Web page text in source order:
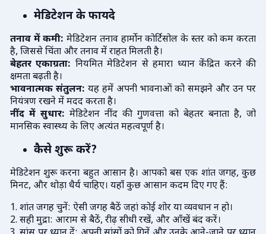
मेडिटेशन के फायदे
तनाव में कमी:मेडिटेशन तनाव हार्मोन कोर्टिसोल के स्तर को कम करता
है, जिससे चिंता और तनाव में राहत मिलती है।
बेहतर एकाग्रता: नियमित मेडिटेशन से हमारा ध्यान केंद्रित करने की
क्षमता बढ़ती है।
भावनात्मक संतुलन: यह हमें अपनी भावनाओं को समझने और उन पर
नियंत्रण रखने में मदद करता है।
नींद में सुधार: मेडिटेशन नींद की गुणवत्ता को बेहतर बनाता है, जो
मानसिक स्वास्थ्य के लिए अत्यंत महत्वपूर्ण है।
कैसे शुरू करें?
मेडिटेशन शुरू करना बहुत आसान है। आपको बस एक शांत जगह, कुछ
मिनट, और थोड़ा धैर्य चाहिए। यहाँ कुछ आसान कदम दिए गए हैं:
1. शांत जगह चुनें: ऐसी जगह बैठें जहां कोई शोर या व्यवधान न हो।
2. सही मुद्रा: आराम से बैठें, रीढ़ सीधी रखें, और आँखें बंद करें।